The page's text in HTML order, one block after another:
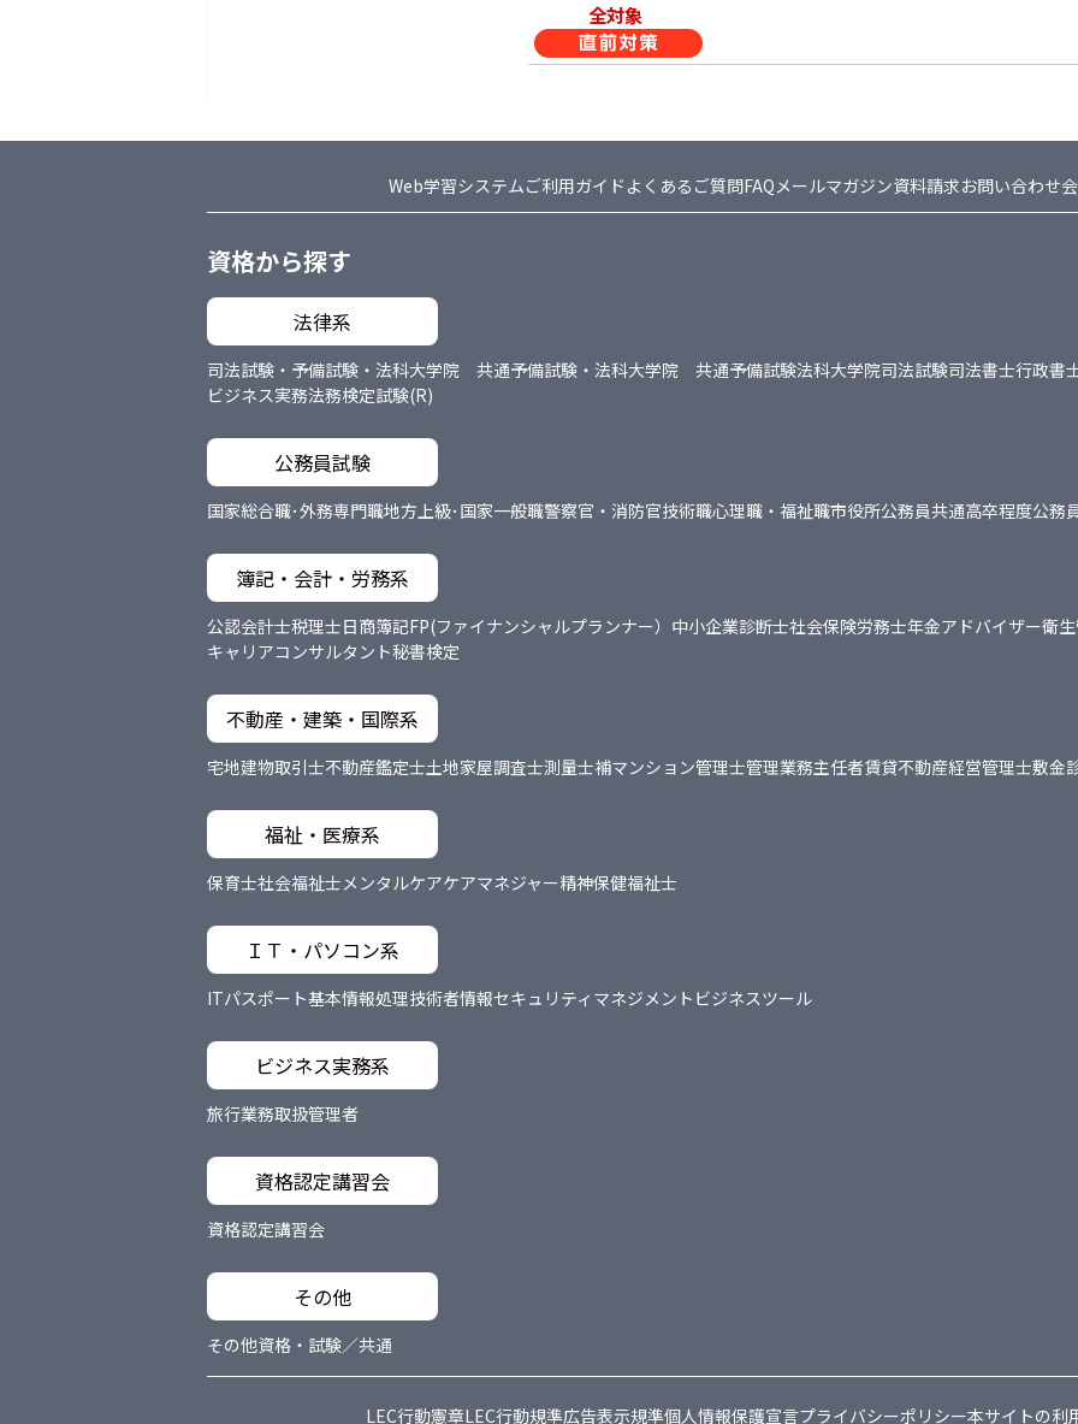
全対象
Web学習システムご利用ガイド よくあるご質問FAQメールマガジン資料請求お問い合わせ
資格から探す
法律系
司法試験・予備試験・法科大学院 共通予備試験・法科大学院 共通予備試験法科大学院司法試験司法書士行政書
ビジネス実務法務検定試験(R)
公務員試験
国家総合職･外務専門職地方上級･国家一般職警察官・消防官技術職心理職・福祉職市役所公務員共通高卒程度公務
簿記・会計・労務系
公認会計士税理士日商簿記FP(ファイナンシャルプランナー） 中小企業診断士社会保険労務士年金アドバイザー衛
キャリアコンサルタント秘書検定
不動産・建築・国際系
宅地建物取引士不動産鑑定士土地家屋調査士測量士補マンション管理士管理業務主任者賃貸不動産経営管理士敷金
福祉・医療系
保育士社会福祉士メンタルケアケアマネジャー精神保健福祉士
ＩＴ・パソコン系
ITパスポート基本情報処理技術者情報セキュリティマネジメント ビジネスツール
ビジネス実務系
旅行業務取扱管理者
資格認定講習会
資格認定講習会
その他
その他資格・試験／共通
LEC行動憲章LEC行動規準広告表示規準個人情報保護宣言プライバシーポリシー本サイトの利